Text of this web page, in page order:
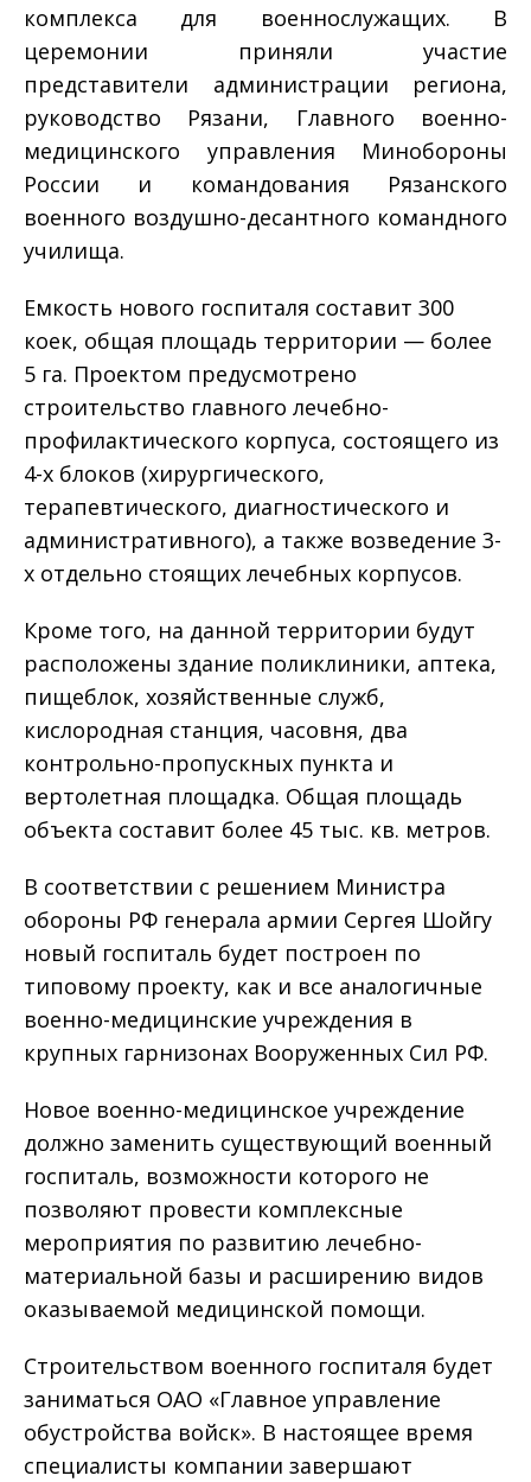
комплекса для военнослужащих. В
церемонии приняли участие
представители администрации региона,
руководство Рязани, Главного военно-
медицинского управления Минобороны
России и командования Рязанского
военного воздушно-десантного командного
училища.
Емкость нового госпиталя составит 300
коек, общая площадь территории — более
5 га. Проектом предусмотрено
строительство главного лечебно-
профилактического корпуса, состоящего из
4-х блоков (хирургического,
терапевтического, диагностического и
административного), а также возведение 3-
х отдельно стоящих лечебных корпусов.
Кроме того, на данной территории будут
расположены здание поликлиники, аптека,
пищеблок, хозяйственные служб,
кислородная станция, часовня, два
контрольно-пропускных пункта и
вертолетная площадка. Общая площадь
объекта составит более 45 тыс. кв. метров.
В соответствии с решением Министра
обороны РФ генерала армии Сергея Шойгу
новый госпиталь будет построен по
типовому проекту, как и все аналогичные
военно-медицинские учреждения в
крупных гарнизонах Вооруженных Сил РФ.
Новое военно-медицинское учреждение
должно заменить существующий военный
госпиталь, возможности которого не
позволяют провести комплексные
мероприятия по развитию лечебно-
материальной базы и расширению видов
оказываемой медицинской помощи.
Строительством военного госпиталя будет
заниматься ОАО «Главное управление
обустройства войск». В настоящее время
специалисты компании завершают